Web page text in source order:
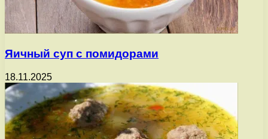
Яичный суп с помидорами
18.11.2025